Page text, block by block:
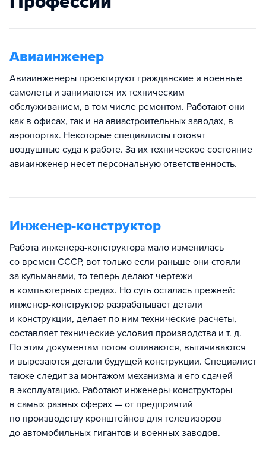
Авиаинженер
Авиаинженеры проектируют гражданские и военные
самолеты и занимаются их техническим
обслуживанием, в том числе ремонтом. Работают они
как в офисах, так и на авиастроительных заводах, в
аэропортах. Некоторые специалисты готовят
воздушные суда к работе. За их техническое состояние
авиаинженер несет персональную ответственность.
Инженер-конструктор
Работа инженера-конструктора мало изменилась
со времен СССР, вот только если раньше они стояли
за кульманами, то теперь делают чертежи
в компьютерных средах. Но суть осталась прежней:
инженер-конструктор разрабатывает детали
и конструкции, делает по ним технические расчеты,
составляет технические условия производства и т. д.
По этим документам потом отливаются, вытачиваются
и вырезаются детали будущей конструкции. Специалист
также следит за монтажом механизма и его сдачей
в эксплуатацию. Работают инженеры-конструкторы
в самых разных сферах — от предприятий
по производству кронштейнов для телевизоров
до автомобильных гигантов и военных заводов.